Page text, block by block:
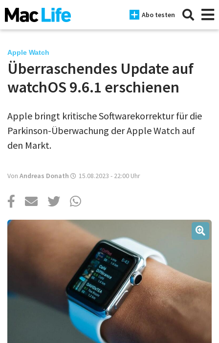
Abo testen
News
Mac
iPad
Tipps
Magazine
Über uns
Podcast
Mac Life+
Anmelden
Apple Watch
Überraschendes Update auf
watchOS 9.6.1 erschienen
Apple bringt kritische Softwarekorrektur für die
Parkinson-Überwachung der Apple Watch auf
den Markt.
Von Andreas Donath 15.08.2023 - 22:00 Uhr